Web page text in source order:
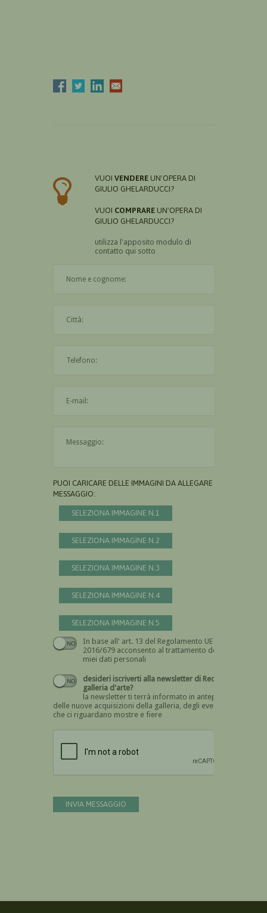
VUOI VENDERE UN'OPERA DI
GIULIO GHELARDUCCI?
VUOI COMPRARE UN'OPERA DI
GIULIO GHELARDUCCI?
utilizza l'apposito modulo di
contatto qui sotto
PUOI CARICARE DELLE IMMAGINI DA ALLEGARE AL
MESSAGGIO:
SELEZIONA IMMAGINE N.1
SELEZIONA IMMAGINE N.2
SELEZIONA IMMAGINE N.3
SELEZIONA IMMAGINE N.4
SELEZIONA IMMAGINE N.5
In base all' art. 13 del Regolamento UE n.
2016/679 acconsento al trattamento dei
miei dati personali
Devi dare il consenso
desideri iscriverti alla newsletter di Recta
galleria d'arte?
la newsletter ti terrà informato in anteprima
delle nuove acquisizioni della galleria, degli eventi
che ci riguardano mostre e fiere
INVIA MESSAGGIO